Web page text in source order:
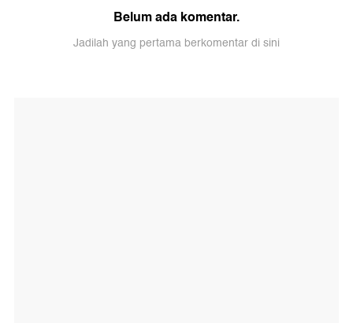
Belum ada komentar.
Jadilah yang pertama berkomentar di sini